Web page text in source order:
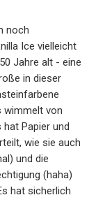
noch
Ice vielleicht
Jahre alt - eine
in dieser
wimmelt von
hat Papier und
wie sie auch
und die
(haha)
hat sicherlich